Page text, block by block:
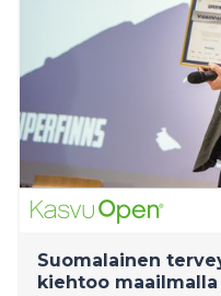
seurannan
hyötyjä niin energian
optimoinnin
Suomalainen
kiehtoo